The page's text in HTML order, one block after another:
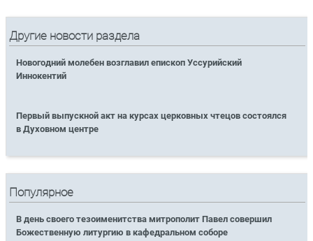
Другие новости раздела
Новогодний молебен возглавил епископ Уссурийский
Иннокентий
Первый выпускной акт на курсах церковных чтецов состоялся
в Духовном центре
Популярное
В день своего тезоименитства митрополит Павел совершил
Божественную литургию в кафедральном соборе